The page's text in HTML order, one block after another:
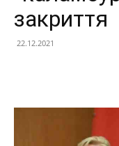
закриття
22.12.2021